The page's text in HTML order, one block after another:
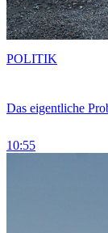
Das eigentliche
10:55
POLITIK